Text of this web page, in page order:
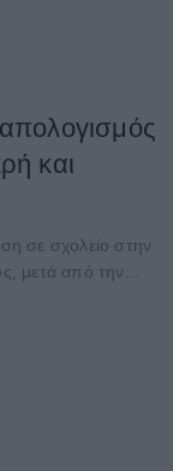
και
σε σχολείο στην
μετά από την...